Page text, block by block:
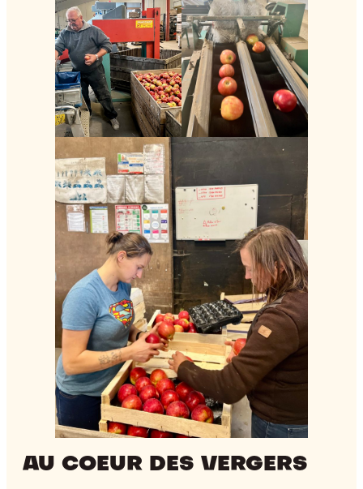
AU COEUR DES VERGERS